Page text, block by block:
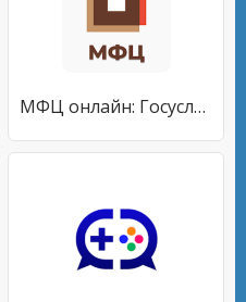
МФЦ онлайн: Госуслуги на карте